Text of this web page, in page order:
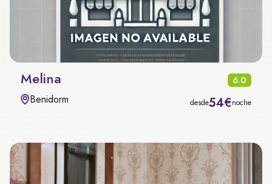
Melina 6.0
Benidorm desde54€noche